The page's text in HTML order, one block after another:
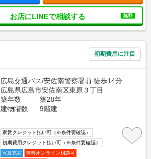
お店にLINEで相談する 無料
初期費用に注目
広島交通バス/安佐南警察署前 徒歩14分
広島県広島市安佐南区東原３丁目
築年数
築28年
建物階数
9階建
家賃クレジット払い可（※条件要確認）
初期費用クレジット払い可（※条件要確認）
写真充実
無料オンライン相談可